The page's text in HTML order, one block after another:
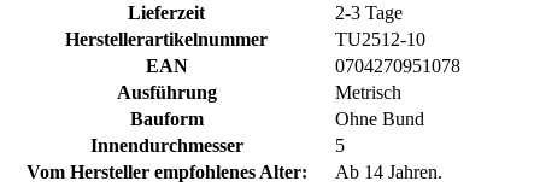
Lieferzeit
2-3 Tage
Herstellerartikelnummer
TU2512-10
EAN
0704270951078
Ausführung
Metrisch
Bauform
Ohne Bund
Innendurchmesser
5
Vom Hersteller empfohlenes Alter:
Ab 14 Jahren.